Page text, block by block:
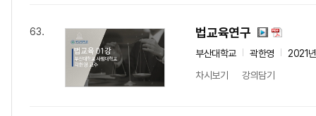
63. 법교육연구
부산대학교 곽한영
2021
차시보기
강의담기